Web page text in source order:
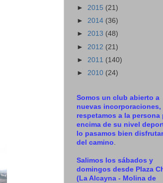
► 2015 (21)
► 2014 (36)
► 2013 (48)
► 2012 (21)
► 2011 (140)
► 2010 (24)
Somos un club abierto a
nuevas incorporaciones,
respetamos a la persona
encima de su nivel
lo pasamos bien
del camino.
Salimos los sábados y
domingos desde Plaza
(La Alcayna - Molina de